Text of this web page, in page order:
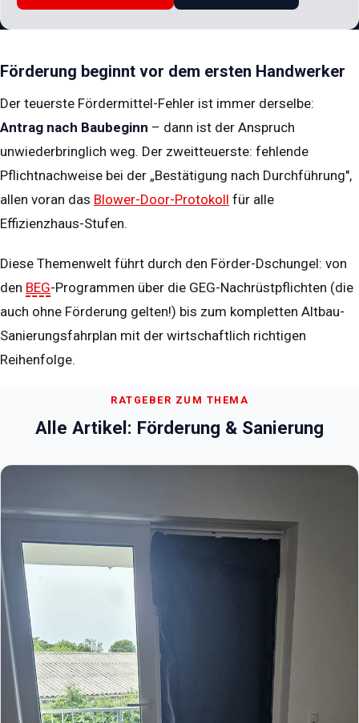
Förderung beginnt vor dem ersten Handwerker
Der teuerste Fördermittel-Fehler ist immer derselbe:
Antrag nach Baubeginn – dann ist der Anspruch
unwiederbringlich weg. Der zweitteuerste: fehlende
Pflichtnachweise bei der „Bestätigung nach Durchführung",
allen voran das Blower-Door-Protokoll für alle
Effizienzhaus-Stufen.
Diese Themenwelt führt durch den Förder-Dschungel: von
den BEG-Programmen über die GEG-Nachrüstpflichten (die
auch ohne Förderung gelten!) bis zum kompletten Altbau-
Sanierungsfahrplan mit der wirtschaftlich richtigen
Reihenfolge.
RATGEBER ZUM THEMA
Alle Artikel: Förderung & Sanierung